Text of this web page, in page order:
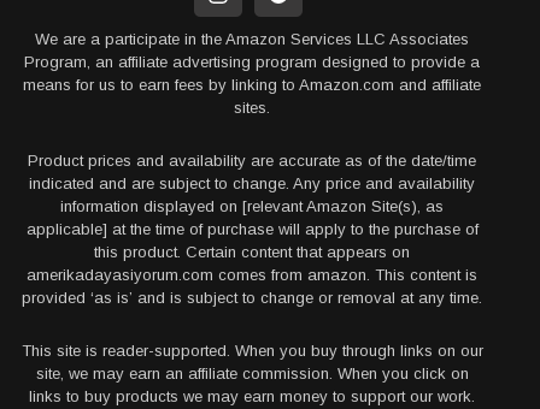
We are a participate in the Amazon Services LLC Associates
Program, an affiliate advertising program designed to provide a
means for us to earn fees by linking to Amazon.com and affiliate
sites.
Product prices and availability are accurate as of the date/time
indicated and are subject to change. Any price and availability
information displayed on [relevant Amazon Site(s), as
applicable] at the time of purchase will apply to the purchase of
this product. Certain content that appears on
amerikadayasiyorum.com comes from amazon. This content is
provided ‘as is’ and is subject to change or removal at any time.
This site is reader-supported. When you buy through links on our
site, we may earn an affiliate commission. When you click on
links to buy products we may earn money to support our work.